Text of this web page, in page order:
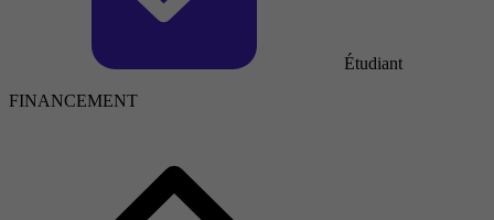
Étudiant
FINANCEMENT